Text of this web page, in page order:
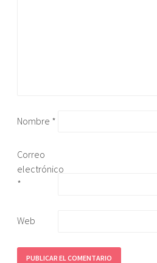
Nombre *
Correo
electrónico
*
Web